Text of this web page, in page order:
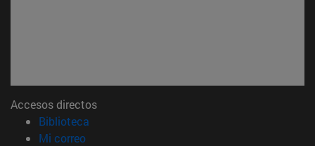
Accesos directos
Biblioteca
Mi correo(abre en nueva ventana)